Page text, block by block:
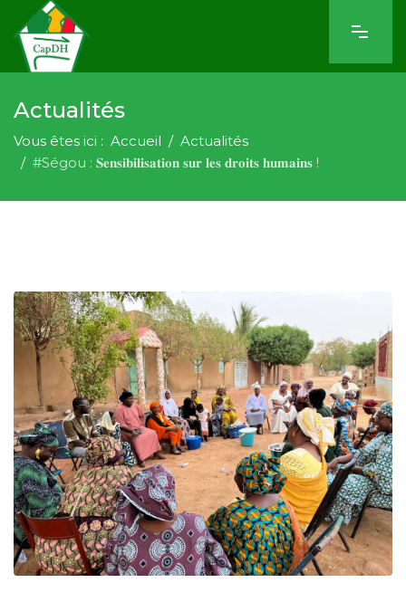
Actualités
Vous êtes ici : Accueil
Actualités
#Ségou : 𝐒𝐞𝐧𝐬𝐢𝐛𝐢𝐥𝐢𝐬𝐚𝐭𝐢𝐨𝐧 𝐬𝐮𝐫 𝐥𝐞𝐬 𝐝𝐫𝐨𝐢𝐭𝐬 𝐡𝐮𝐦𝐚𝐢𝐧𝐬 !